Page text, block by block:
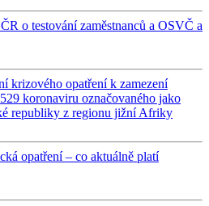
o testování zaměstnanců a OSVČ a
krizového opatření k zamezení
koronaviru označovaného jako
republiky z regionu jižní Afriky
opatření – co aktuálně platí